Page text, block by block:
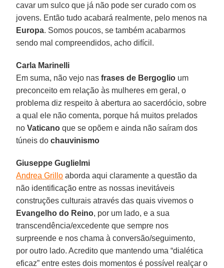
cavar um sulco que já não pode ser curado com os
jovens. Então tudo acabará realmente, pelo menos na
Europa. Somos poucos, se também acabarmos
sendo mal compreendidos, acho difícil.
Carla Marinelli
Em suma, não vejo nasfrases de Bergoglio um
preconceito em relação às mulheres em geral, o
problema diz respeito à abertura ao sacerdócio, sobre
a qual ele não comenta, porque há muitos prelados
noVaticano que se opõem e ainda não saíram dos
túneis do chauvinismo
Giuseppe Guglielmi
Andrea Grillo aborda aqui claramente a questão da
não identificação entre as nossas inevitáveis ​​
construções culturais através das quais vivemos o
Evangelho do Reino, por um lado, e a sua
transcendência/excedente que sempre nos
surpreende e nos chama à conversão/seguimento,
por outro lado. Acredito que mantendo uma “dialética
eficaz” entre estes dois momentos é possível realçar o